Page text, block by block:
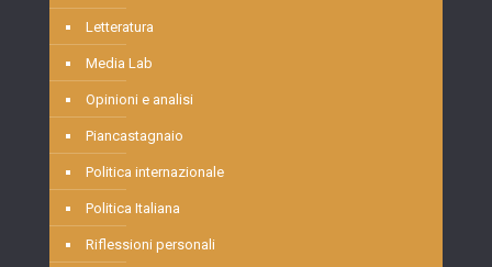
Letteratura
Media Lab
Opinioni e analisi
Piancastagnaio
Politica internazionale
Politica Italiana
Riflessioni personali